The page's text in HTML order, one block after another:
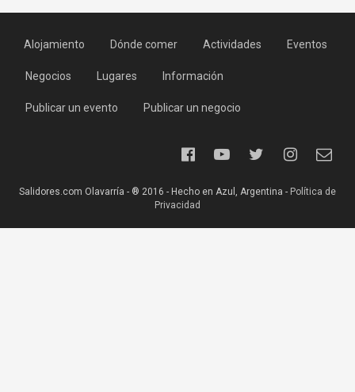
Alojamiento Dónde comer Actividades Eventos
Negocios Lugares Información
Publicar un evento Publicar un negocio
Salidores.com Olavarría - ® 2016 - Hecho en Azul, Argentina - Política de
Privacidad